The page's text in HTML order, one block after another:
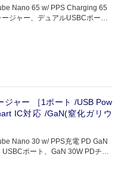
Nano 65 w/ PPS Charging 65
ジャー、デュアルUSBCポート
ジャー ［1ポート /USB Pow
IC対応 /GaN(窒化ガリウ
Nano 30 w/ PPS充電 PD GaN
ポート、GaN 30W PDチャ